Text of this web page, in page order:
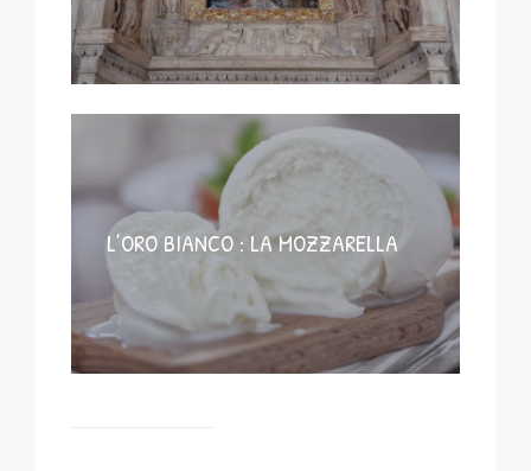
L’ORO BIANCO : LA MOZZARELLA